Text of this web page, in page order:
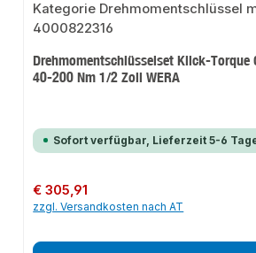
Drehmomentschlüsselset Klick-
40-200 Nm 1/2 Zoll WERA
Sofort verfügbar, Lieferzeit 5-6
Regulärer Preis:
€ 305,91
zzgl. Versandkosten nach AT